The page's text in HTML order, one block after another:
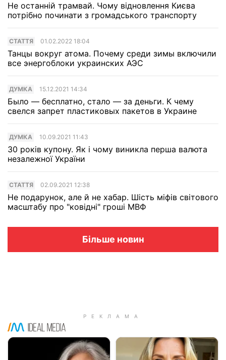
Не останній трамвай. Чому відновлення Києва
потрібно починати з громадського транспорту
СТАТТЯ 01.02.2022 18:04
Танцы вокруг атома. Почему среди зимы включили
все энергоблоки украинских АЭС
ДУМКА 15.12.2021 14:34
Было — бесплатно, стало — за деньги. К чему
свелся запрет пластиковых пакетов в Украине
ДУМКА 10.09.2021 11:43
30 років купону. Як і чому виникла перша валюта
незалежної України
СТАТТЯ 02.09.2021 12:38
Не подарунок, але й не хабар. Шість міфів світового
масштабу про "ковідні" гроші МВФ
Більше новин